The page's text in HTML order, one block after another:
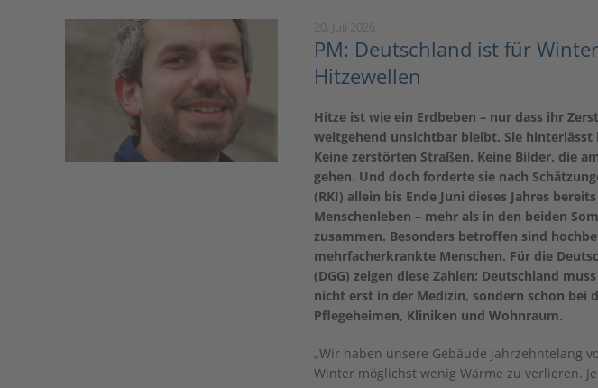
PM: Deutschland ist für
Hitzewellen
Hitze ist wie ein Erdbeben – nur dass ihr
weitgehend unsichtbar bleibt. Sie hinterlässt
Keine zerstörten Straßen. Keine Bilder, die
gehen. Und doch forderte sie nach
(RKI) allein bis Ende Juni dieses Jahres
Menschenleben – mehr als in den beiden
zusammen. Besonders betroffen sind
mehrfacherkrankte Menschen. Für die
(DGG) zeigen diese Zahlen: Deutschland
nicht erst in der Medizin, sondern schon bei
Pflegeheimen, Kliniken und Wohnraum.
„Wir haben unsere Gebäude jahrzehntelang
Winter möglichst wenig Wärme zu verlieren.